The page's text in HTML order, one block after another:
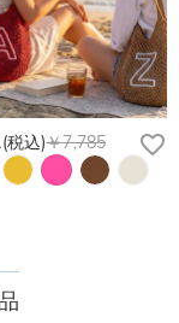
(税込)￥7,785